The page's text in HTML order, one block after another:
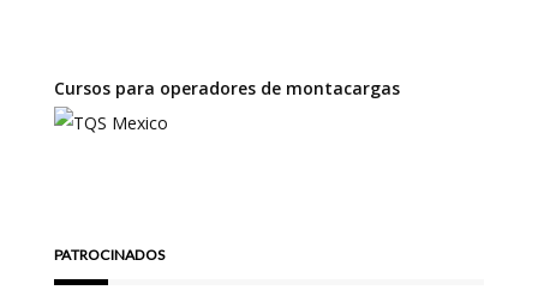
Cursos para operadores de montacargas
PATROCINADOS